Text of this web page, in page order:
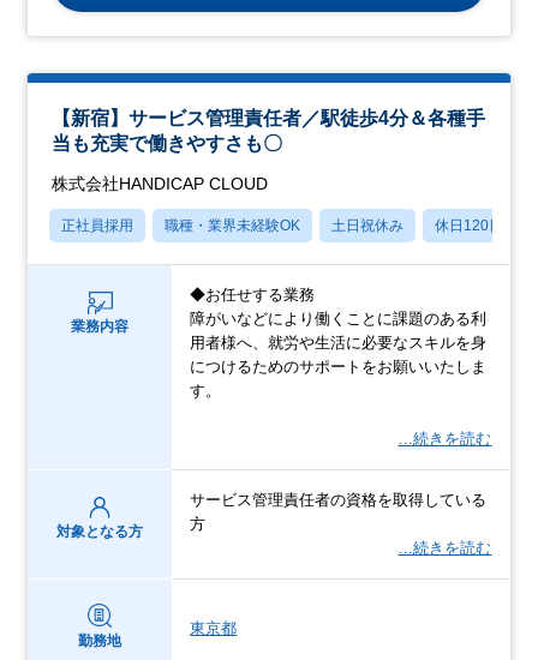
【新宿】サービス管理責任者／駅徒歩4分＆各種手
当も充実で働きやすさも〇
株式会社HANDICAP CLOUD
正社員採用 職種・業界未経験OK 土日祝休み 休日120日以上
業務内容
◆お任せする業務
障がいなどにより働くことに課題のある利
用者様へ、就労や生活に必要なスキルを身
につけるためのサポートをお願いいたしま
す。
…続きを読む
対象となる方
サービス管理責任者の資格を取得している
方
…続きを読む
勤務地
東京都